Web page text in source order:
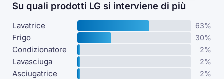
Su quali prodotti LG si interviene di più
Lavatrice 63%
Frigo 30%
Condizionatore 2%
Lavasciuga 2%
Asciugatrice 2%